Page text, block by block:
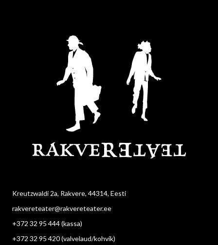
Kreutzwaldi 2a, Rakvere, 44314, Eesti
rakvereteater@rakvereteater.ee
+372 32 95 444(kassa)
+372 32 95 420(valvelaud/kohvik)